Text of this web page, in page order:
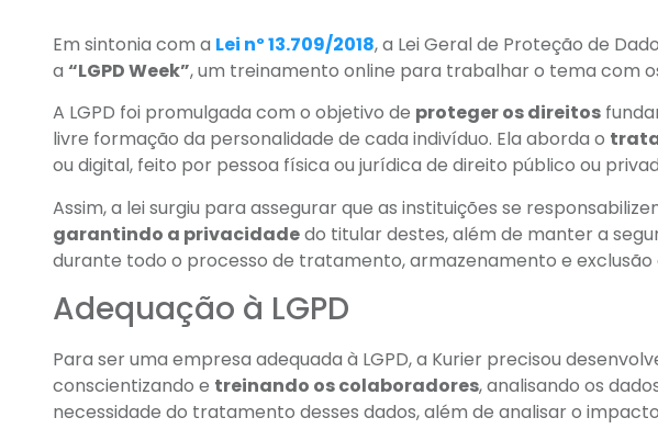
Em sintonia com a Lei nº 13.709/2018, a Lei Geral de Proteção de
a “LGPD Week”, um treinamento online para trabalhar o tema com
A LGPD foi promulgada com o objetivo de proteger os direitos
livre formação da personalidade de cada indivíduo. Ela aborda o
ou digital, feito por pessoa física ou jurídica de direito público ou
Assim, a lei surgiu para assegurar que as instituições se
garantindo a privacidadedo titular destes, além de manter a
durante todo o processo de tratamento, armazenamento e exclusão
Adequação à LGPD
Para ser uma empresa adequada à LGPD, a Kurier precisou
conscientizando e treinando os colaboradores, analisando os
necessidade do tratamento desses dados, além de analisar o